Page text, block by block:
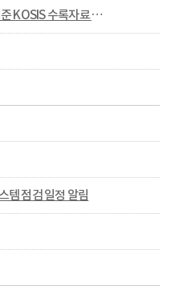
2026년 6월 말 기준 KOSIS 수록자료 현행화율 공개
템 점검 일정 알림